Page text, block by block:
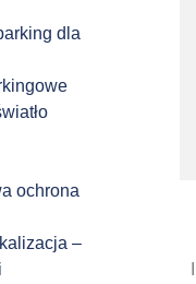
dla
ochrona
–